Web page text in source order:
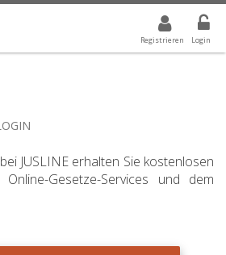
Registrieren Login
GEWÄHLTER WERT IST ALLE
JUSLINE erhalten Sie kostenlosen
Gesetze-Services und dem